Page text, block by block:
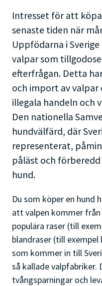
Intresset för att
senaste tiden när
Uppfödarna i
valpar som
efterfrågan. Detta
och import av valpar
illegala handeln och
Den nationella
hundvälfärd, där
representerat,
påläst och
hund.
Du som köper en hund
att valpen kommer från
populära raser (till
blandraser (till
som kommer in till
så kallade
tvångsparningar och